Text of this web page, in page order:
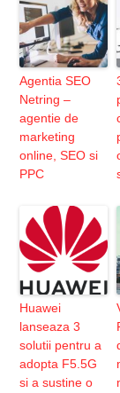
Agentia SEO
Netring –
agentie de
marketing
online, SEO si
PPC
Huawei
lanseaza 3
solutii pentru a
adopta F5.5G
si a sustine o